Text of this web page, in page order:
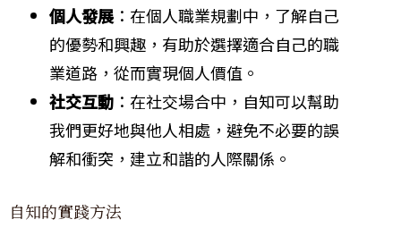
個人發展：在個人職業規劃中，了解自己
的優勢和興趣，有助於選擇適合自己的職
業道路，從而實現個人價值。
社交互動 ：在社交場合中，自知可以幫助
我們更好地與他人相處，避免不必要的誤
解和衝突，建立和諧的人際關係。
自知的實踐方法